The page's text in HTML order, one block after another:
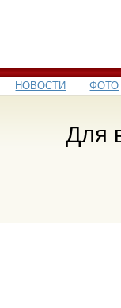
НОВОСТИ ФОТО
Для